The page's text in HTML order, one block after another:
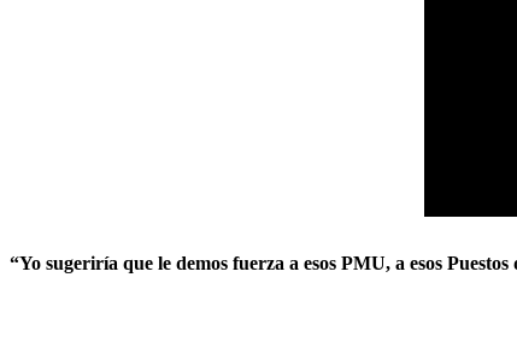
“Yo sugeriría que le demos fuerza a esos PMU, a esos